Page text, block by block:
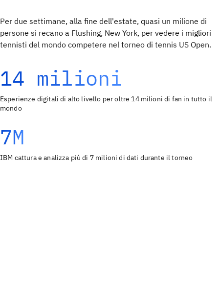
Per due settimane, alla fine dell'estate, quasi un milione di
persone si recano a Flushing, New York, per vedere i migliori
tennisti del mondo competere nel torneo di tennis US Open.
14 milioni
Esperienze digitali di alto livello per oltre 14 milioni di fan in tutto il
mondo
7M
IBM cattura e analizza più di 7 milioni di dati durante il torneo